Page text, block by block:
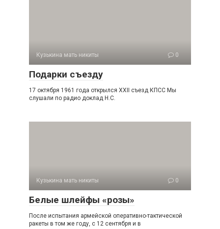
Кузькина мать никиты 0
Подарки съезду
17 октября 1961 года открылся XXII съезд КПСС Мы
слушали по радио доклад Н.С.
Кузькина мать никиты 0
Белые шлейфы «розы»
После испытания армейской оперативно-тактической
ра­кеты в том же году, с 12 сентября и в